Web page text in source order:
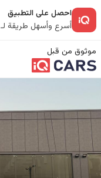
احصل على التطبيق
أسرع وأسهل طريقة لـ iQ Cars
موثوق من قبل